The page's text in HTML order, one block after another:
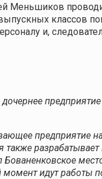
Меньшиков
классов
и,
предприятие
также
идут работы